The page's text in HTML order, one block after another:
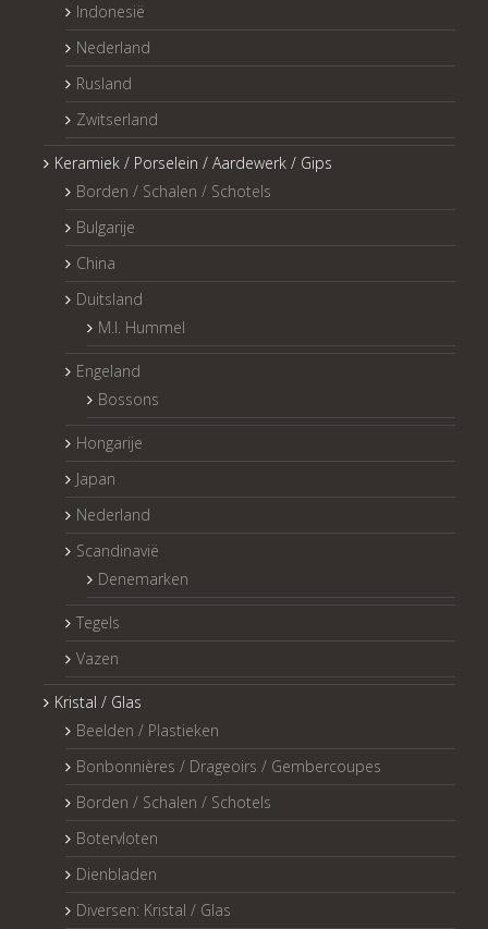
Indonesië
Nederland
Rusland
Zwitserland
Keramiek / Porselein / Aardewerk / Gips
Borden / Schalen / Schotels
Bulgarije
China
Duitsland
M.I. Hummel
Engeland
Bossons
Hongarije
Japan
Nederland
Scandinavië
Denemarken
Tegels
Vazen
Kristal / Glas
Beelden / Plastieken
Bonbonnières / Drageoirs / Gembercoupes
Borden / Schalen / Schotels
Botervloten
Dienbladen
Diversen: Kristal / Glas